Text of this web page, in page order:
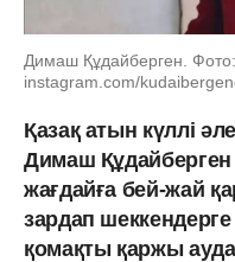
Димаш Құдайберген. Фото:
instagram.com/
Қазақ атын күллі
Димаш Құдайберген
жағдайға бей-жай
зардап
қомақты қаржы